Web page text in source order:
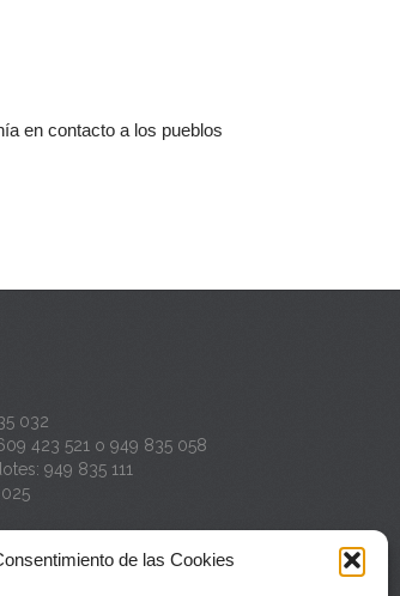
de las Cookies
en contacto a los pueblos
032
423 521 o 949 835 058
949 835 111